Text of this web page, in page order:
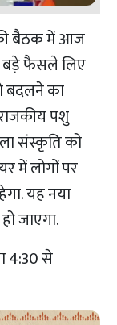
बैठक में आज
बड़े फैसले लिए
बदलने का
पशु
संस्कृति को
में लोगों पर
यह नया
जाएगा.
4:30 से